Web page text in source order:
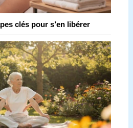
clés pour s’en libérer